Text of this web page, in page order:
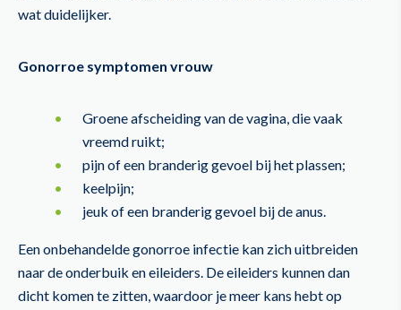
wat duidelijker.
Gonorroe symptomen vrouw
Groene afscheiding van de vagina, die vaak
vreemd ruikt;
pijn of een branderig gevoel bij het plassen;
keelpijn;
jeuk of een branderig gevoel bij de anus.
Een onbehandelde gonorroe infectie kan zich uitbreiden
naar de onderbuik en eileiders. De eileiders kunnen dan
dicht komen te zitten, waardoor je meer kans hebt op